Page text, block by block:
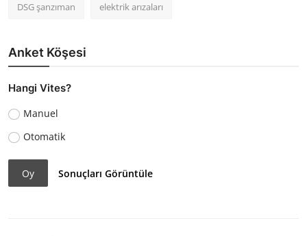
DSG şanzıman elektrik arızaları
Anket Köşesi
Hangi Vites?
Manuel
Otomatik
Oy Sonuçları Görüntüle